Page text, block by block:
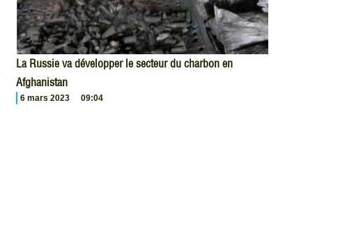
La Russie va développer le secteur du charbon en
Afghanistan
6 mars 2023 09:04